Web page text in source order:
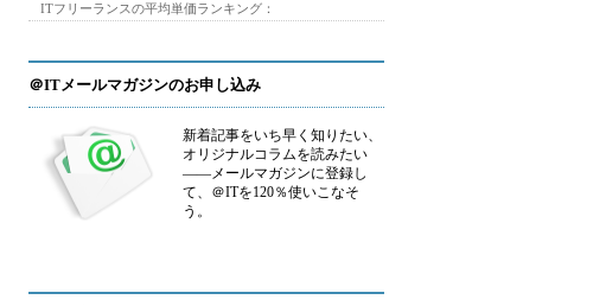
ITフリーランスの平均単価ランキング：
＠ITメールマガジンのお申し込み
新着記事をいち早く知りたい、
オリジナルコラムを読みたい
――メールマガジンに登録し
て、＠ITを120％使いこなそ
う。